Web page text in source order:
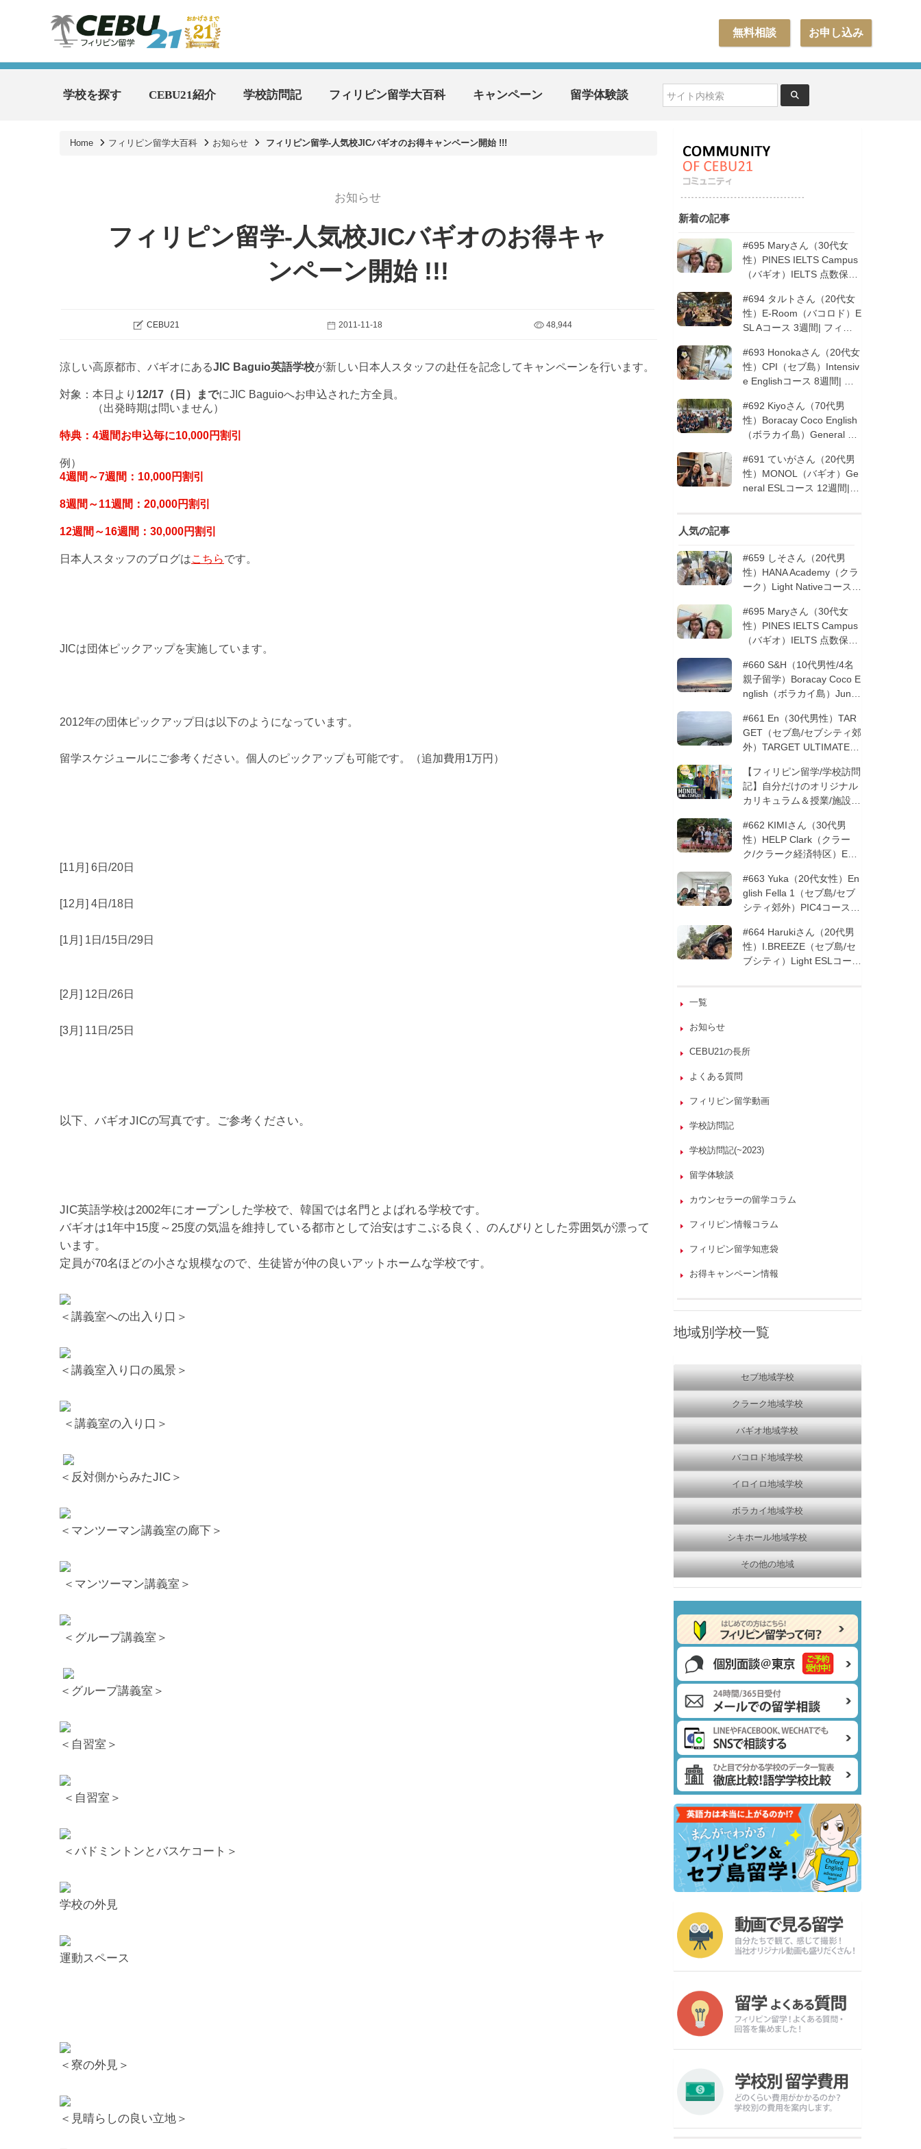
お申し込み
無料相談
学校を探す CEBU21紹介 学校訪問記 フィリピン留学大百科 キャンペーン 留学体験談
Home フィリピン留学大百科 お知らせ フィリピン留学-人気校JICバギオのお得キャンペーン開始 !!!
お知らせ
フィリピン留学-人気校JICバギオのお得キャ
ンペーン開始 !!!
CEBU21 2011-11-18 48,944
涼しい高原都市、バギオにあるJIC Baguio英語学校が新しい日本人スタッフの赴任を記念してキャンペーンを行います。
対象：本日より 12/17（日）までにJIC Baguioへお申込された方全員。
（出発時期は問いません）
特典：4週間お申込毎に10,000円割引
例）
4週間～7週間：10,000円割引
8週間～11週間：20,000円割引
12週間～16週間：30,000円割引
日本人スタッフのブログはこちらです。
JICは団体ピックアップを実施しています。
2012年の団体ピックアップ日は以下のようになっています。
留学スケジュールにご参考ください。個人のピックアップも可能です。（追加費用1万円）
[11月] 6日/20日
[12月] 4日/18日
[1月] 1日/15日/29日
[2月] 12日/26日
[3月] 11日/25日
以下、バギオJICの写真です。ご参考ください。
JIC英語学校は2002年にオープンした学校で、韓国では名門とよばれる学校です。
バギオは1年中15度～25度の気温を維持している都市として治安はすこぶる良く、のんびりとした雰囲気が漂って
います。
定員が70名ほどの小さな規模なので、生徒皆が仲の良いアットホームな学校です。
＜講義室への出入り口＞
＜講義室入り口の風景＞
＜講義室の入り口＞
＜反対側からみたJIC＞
＜マンツーマン講義室の廊下＞
＜マンツーマン講義室＞
＜グループ講義室＞
＜グループ講義室＞
＜自習室＞
＜自習室＞
＜バドミントンとバスケコート＞
学校の外見
運動スペース
＜寮の外見＞
＜見晴らしの良い立地＞
新着の記事
#695 Maryさん（30代女
性）PINES IELTS Campus
（バギオ）IELTS 点数保証
#694 タルトさん（20代女
性）E-Room（バコロド）E
SL Aコース 3週間| フィリ
#693 Honokaさん（20代女
性）CPI（セブ島）Intensiv
e Englishコース 8週間| フ
#692 Kiyoさん（70代男
性）Boracay Coco English
（ボラカイ島）General En
ピン留学5回目リピータ
ー）| フィリピン留学
#691 ていがさん（20代男
性）MONOL（バギオ）Ge
neral ESLコース 12週間|
人気の記事
#659 しそさん（20代男
性）HANA Academy（クラ
ーク）Light Nativeコース 4
#695 Maryさん（30代女
性）PINES IELTS Campus
（バギオ）IELTS 点数保証
#660 S&H（10代男性/4名
親子留学）Boracay Coco E
nglish（ボラカイ島）Junio
ン留学
#661 En（30代男性）TAR
GET（セブ島/セブシティ郊
外）TARGET ULTIMATE 8
留学
【フィリピン留学/学校訪問
記】自分だけのオリジナル
カリキュラム＆授業/施設の
─MONOLを徹底取材！
#662 KIMIさん（30代男
性）HELP Clark（クラー
ク/クラーク経済特区）ESL
オの他校に転校 | フィリピ
ン留学
#663 Yuka（20代女性）En
glish Fella 1（セブ島/セブ
シティ郊外）PIC4コース 8
#664 Harukiさん（20代男
性）I.BREEZE（セブ島/セ
ブシティ）Light ESLコース
一覧
お知らせ
CEBU21の長所
よくある質問
フィリピン留学動画
学校訪問記
学校訪問記(~2023)
留学体験談
カウンセラーの留学コラム
フィリピン情報コラム
フィリピン留学知恵袋
お得キャンペーン情報
地域別学校一覧
セブ地域学校
クラーク地域学校
バギオ地域学校
バコロド地域学校
イロイロ地域学校
ボラカイ地域学校
シキホール地域学校
その他の地域